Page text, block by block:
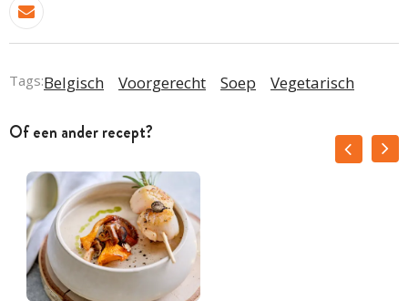
Tags:Belgisch Voorgerecht Soep Vegetarisch
Of een ander recept?